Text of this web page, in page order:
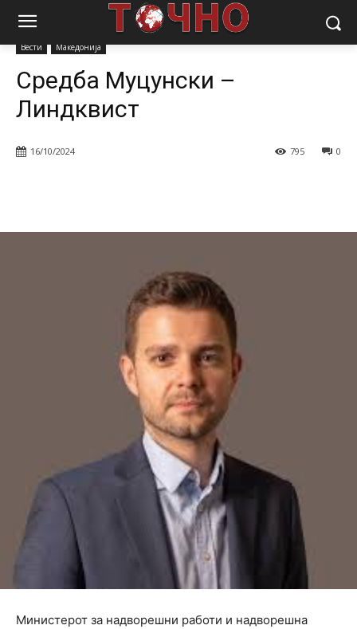
Почетна Средба Муцунски – Линдквист
Вести Македонија
Средба Муцунски –
Линдквист
16/10/2024 0
795
Министерот за надворешни работи и надворешна